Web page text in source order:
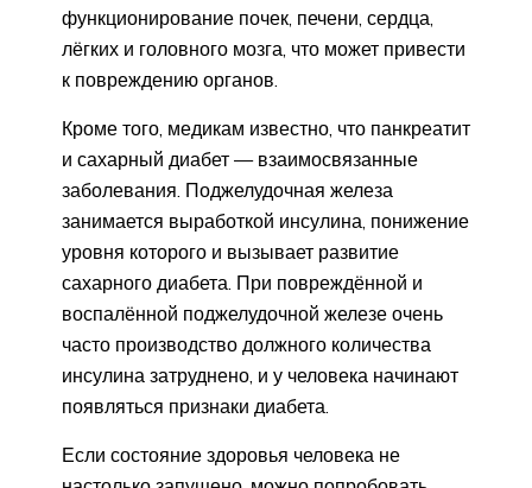
функционирование почек, печени, сердца,
лёгких и головного мозга, что может привести
к повреждению органов.
Кроме того, медикам известно, что панкреатит
и сахарный диабет — взаимосвязанные
заболевания. Поджелудочная железа
занимается выработкой инсулина, понижение
уровня которого и вызывает развитие
сахарного диабета. При повреждённой и
воспалённой поджелудочной железе очень
часто производство должного количества
инсулина затруднено, и у человека начинают
появляться признаки диабета.
Если состояние здоровья человека не